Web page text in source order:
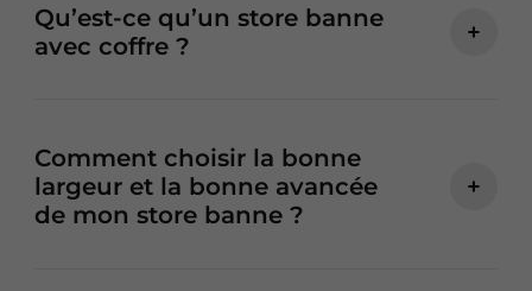
Qu’est-ce qu’un store banne
avec coffre ?
+
Comment choisir la bonne
largeur et la bonne avancée
de mon store banne ?
+